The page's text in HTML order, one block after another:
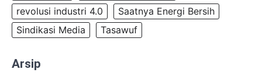
revolusi industri 4.0
Saatnya Energi Bersih
Sindikasi Media
Tasawuf
Arsip